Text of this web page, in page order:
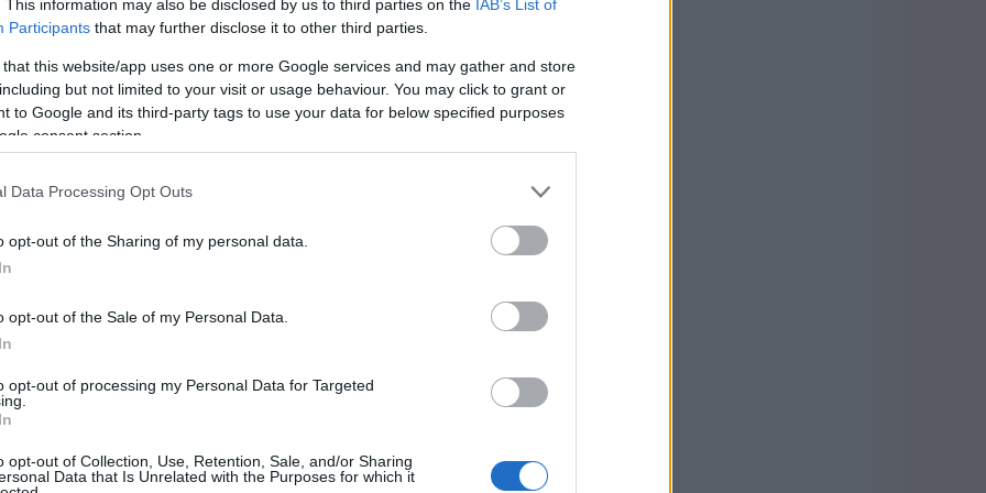
This information may also be disclosed by us to third parties on the IAB’s List of
Participants that may further disclose it to other third parties.
this website/app uses one or more Google services and may gather and store
but not limited to your visit or usage behaviour. You may click to grant or
to Google and its third-party tags to use your data for below specified purposes
consent section.
Data Processing Opt Outs
opt-out of the Sharing of my personal data.
opt-out of the Sale of my Personal Data.
opt-out of processing my Personal Data for Targeted
opt-out of Collection, Use, Retention, Sale, and/or Sharing
Data that Is Unrelated with the Purposes for which it
per lavoro e famiglia consente di ridurre